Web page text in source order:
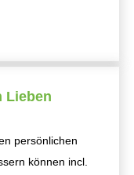
Lieben
persönlichen
können incl.